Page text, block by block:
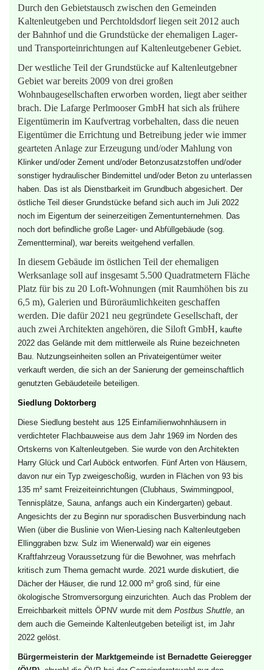
Durch den Gebietstausch zwischen den Gemeinden
Kaltenleutgeben und Perchtoldsdorf liegen seit 2012 auch
der Bahnhof und die Grundstücke der ehemaligen Lager-
und Transporteinrichtungen auf Kaltenleutgebener Gebiet.
Der westliche Teil der Grundstücke auf Kaltenleutgebner
Gebiet war bereits 2009 von drei großen
Wohnbaugesellschaften erworben worden, liegt aber seither
brach. Die Lafarge Perlmooser GmbH hat sich als frühere
Eigentümerin im Kaufvertrag vorbehalten, dass die neuen
Eigentümer die Errichtung und Betreibung jeder wie immer
gearteten Anlage zur Erzeugung und/oder Mahlung von
Klinker und/oder Zement und/oder Betonzusatzstoffen und/oder
sonstiger hydraulischer Bindemittel und/oder Beton zu unterlassen
haben. Das ist als Dienstbarkeit im Grundbuch abgesichert. Der
östliche Teil dieser Grundstücke befand sich auch im Juli 2022
noch im Eigentum der seinerzeitigen Zementunternehmen. Das
noch dort befindliche große Lager- und Abfüllgebäude (sog.
Zementterminal), war bereits weitgehend verfallen.
In diesem Gebäude im östlichen Teil der ehemaligen
Werksanlage soll auf insgesamt 5.500 Quadratmetern Fläche
Platz für bis zu 20 Loft-Wohnungen (mit Raumhöhen bis zu
6,5 m), Galerien und Büroräumlichkeiten geschaffen
werden. Die dafür 2021 neu gegründete Gesellschaft, der
auch zwei Architekten angehören, die Siloft GmbH, kaufte
2022 das Gelände mit dem mittlerweile als Ruine bezeichneten
Bau. Nutzungseinheiten sollen an Privateigentümer weiter
verkauft werden, die sich an der Sanierung der gemeinschaftlich
genutzten Gebäudeteile beteiligen.
Siedlung Doktorberg
Diese Siedlung besteht aus 125 Einfamilienwohnhäusern in
verdichteter Flachbauweise aus dem Jahr 1969 im Norden des
Ortskerns von Kaltenleutgeben. Sie wurde von den Architekten
Harry Glück und Carl Auböck entworfen. Fünf Arten von Häusern,
davon nur ein Typ zweigeschoßig, wurden in Flächen von 93 bis
135 m² samt Freizeiteinrichtungen (Clubhaus, Swimmingpool,
Tennisplätze, Sauna, anfangs auch ein Kindergarten) gebaut.
Angesichts der zu Beginn nur sporadischen Busverbindung nach
Wien (über die Buslinie von Wien-Liesing nach Kaltenleutgeben
Ellinggraben bzw. Sulz im Wienerwald) war ein eigenes
Kraftfahrzeug Voraussetzung für die Bewohner, was mehrfach
kritisch zum Thema gemacht wurde. 2021 wurde diskutiert, die
Dächer der Häuser, die rund 12.000 m² groß sind, für eine
ökologische Stromversorgung einzurichten. Auch das Problem der
Erreichbarkeit mittels ÖPNV wurde mit dem Postbus Shuttle, an
dem auch die Gemeinde Kaltenleutgeben beteiligt ist, im Jahr
2022 gelöst.
Bürgermeisterin der Marktgemeinde ist Bernadette Geieregger